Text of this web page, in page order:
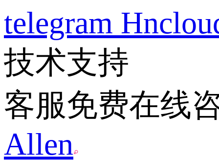
telegram
技术支持
客服免费在线
Allen